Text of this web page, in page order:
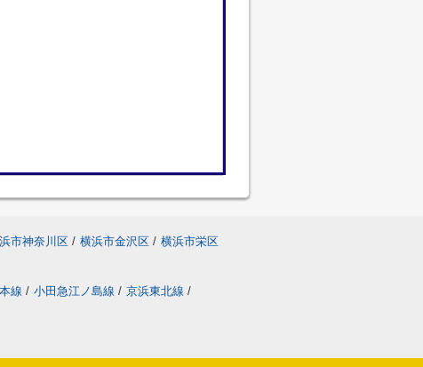
市神奈川区 / 横浜市金沢区 / 横浜市栄区
線 / 小田急江ノ島線 / 京浜東北線 /